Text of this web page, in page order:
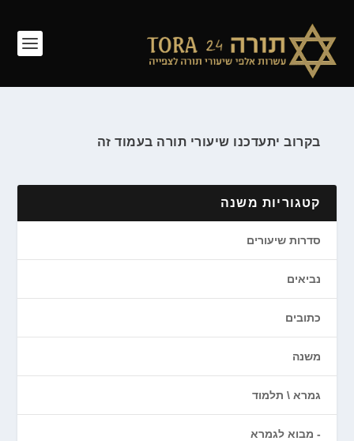
בקרוב יתעדכנו שיעורי תורה בעמוד זה
קטגוריות משנה
סדרות שיעורים
נביאים
כתובים
משנה
גמרא \ תלמוד
מבוא לגמרא